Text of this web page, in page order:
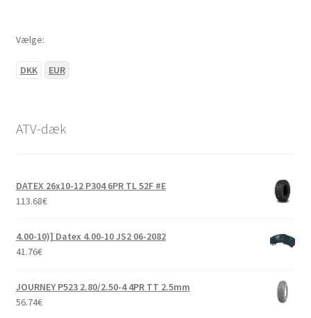
Vælge:
DKK EUR
ATV-dæk
DATEX 26x10-12 P304 6PR TL 52F #E
113.68€
4.00-10)] Datex 4.00-10 JS2 06-2082
41.76€
JOURNEY P523 2.80/2.50-4 4PR TT 2.5mm
56.74€